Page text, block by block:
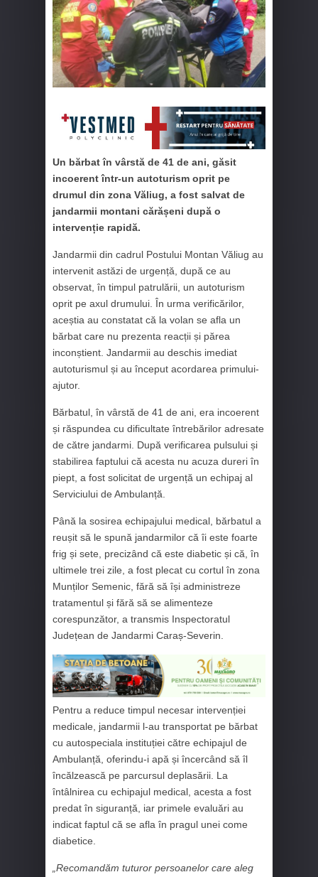
Un bărbat în vârstă de 41 de ani, găsit
incoerent într-un autoturism oprit pe
drumul din zona Văliug, a fost salvat de
jandarmii montani cărășeni după o
intervenție rapidă.
Jandarmii din cadrul Postului Montan Văliug au
intervenit astăzi de urgență, după ce au
observat, în timpul patrulării, un autoturism
oprit pe axul drumului. În urma verificărilor,
aceștia au constatat că la volan se afla un
bărbat care nu prezenta reacții și părea
inconștient. Jandarmii au deschis imediat
autoturismul și au început acordarea primului-
ajutor.
Bărbatul, în vârstă de 41 de ani, era incoerent
și răspundea cu dificultate întrebărilor adresate
de către jandarmi. După verificarea pulsului și
stabilirea faptului că acesta nu acuza dureri în
piept, a fost solicitat de urgență un echipaj al
Serviciului de Ambulanță.
Până la sosirea echipajului medical, bărbatul a
reușit să le spună jandarmilor că îi este foarte
frig și sete, precizând că este diabetic și că, în
ultimele trei zile, a fost plecat cu cortul în zona
Munților Semenic, fără să își administreze
tratamentul și fără să se alimenteze
corespunzător, a transmis Inspectoratul
Județean de Jandarmi Caraș-Severin.
Pentru a reduce timpul necesar intervenției
medicale, jandarmii l-au transportat pe bărbat
cu autospeciala instituției către echipajul de
Ambulanță, oferindu-i apă și încercând să îl
încălzească pe parcursul deplasării. La
întâlnirea cu echipajul medical, acesta a fost
predat în siguranță, iar primele evaluări au
indicat faptul că se afla în pragul unei come
diabetice.
„Recomandăm tuturor persoanelor care aleg